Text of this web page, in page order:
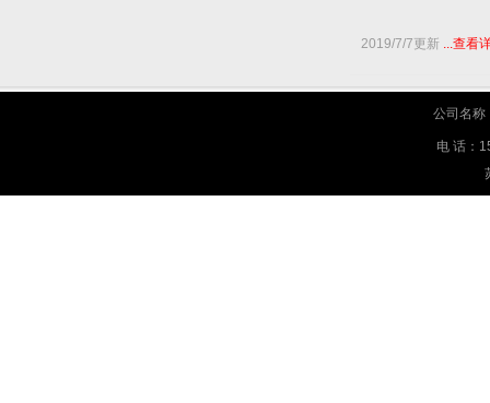
2019/7/7更新 ...查看
公司名称
电 话：